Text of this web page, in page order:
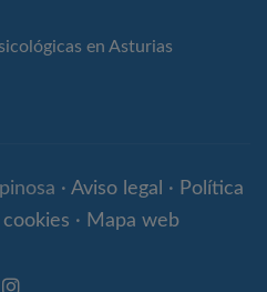
en Asturias
· Aviso legal · Política
cookies · Mapa web